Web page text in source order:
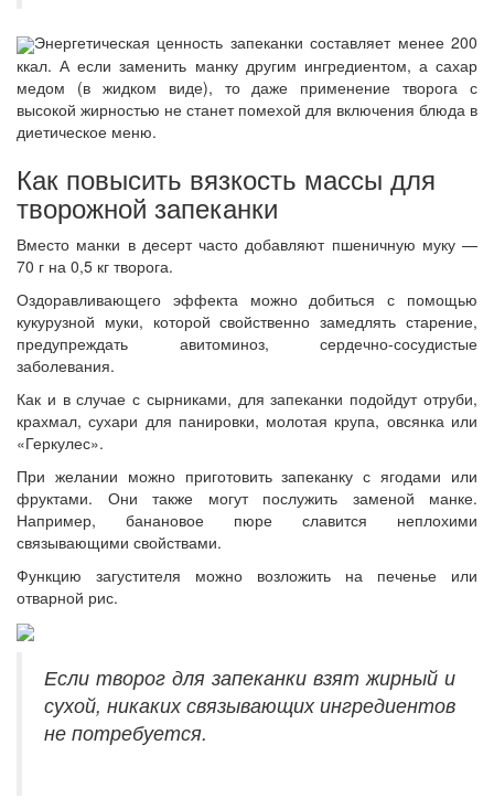
Энергетическая ценность запеканки составляет менее 200
ккал. А если заменить манку другим ингредиентом, а сахар
медом (в жидком виде), то даже применение творога с
высокой жирностью не станет помехой для включения блюда в
диетическое меню.
Как повысить вязкость массы для
творожной запеканки
Вместо манки в десерт часто добавляют пшеничную муку —
70 г на 0,5 кг творога.
Оздоравливающего эффекта можно добиться с помощью
кукурузной муки, которой свойственно замедлять старение,
предупреждать авитоминоз, сердечно-сосудистые
заболевания.
Как и в случае с сырниками, для запеканки подойдут отруби,
крахмал, сухари для панировки, молотая крупа, овсянка или
«Геркулес».
При желании можно приготовить запеканку с ягодами или
фруктами. Они также могут послужить заменой манке.
Например, банановое пюре славится неплохими
связывающими свойствами.
Функцию загустителя можно возложить на печенье или
отварной рис.
Если творог для запеканки взят жирный и
сухой, никаких связывающих ингредиентов
не потребуется.